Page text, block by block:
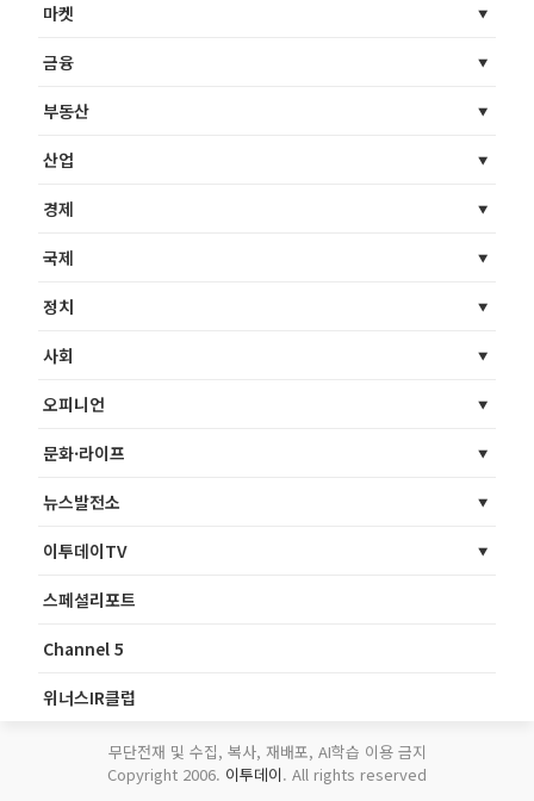
마켓
금융
부동산
산업
경제
국제
정치
사회
오피니언
문화·라이프
뉴스발전소
이투데이TV
스페셜리포트
Channel 5
위너스IR클럽
무단전재 및 수집, 복사, 재배포, AI학습 이용 금지
Copyright 2006. 이투데이. All rights reserved